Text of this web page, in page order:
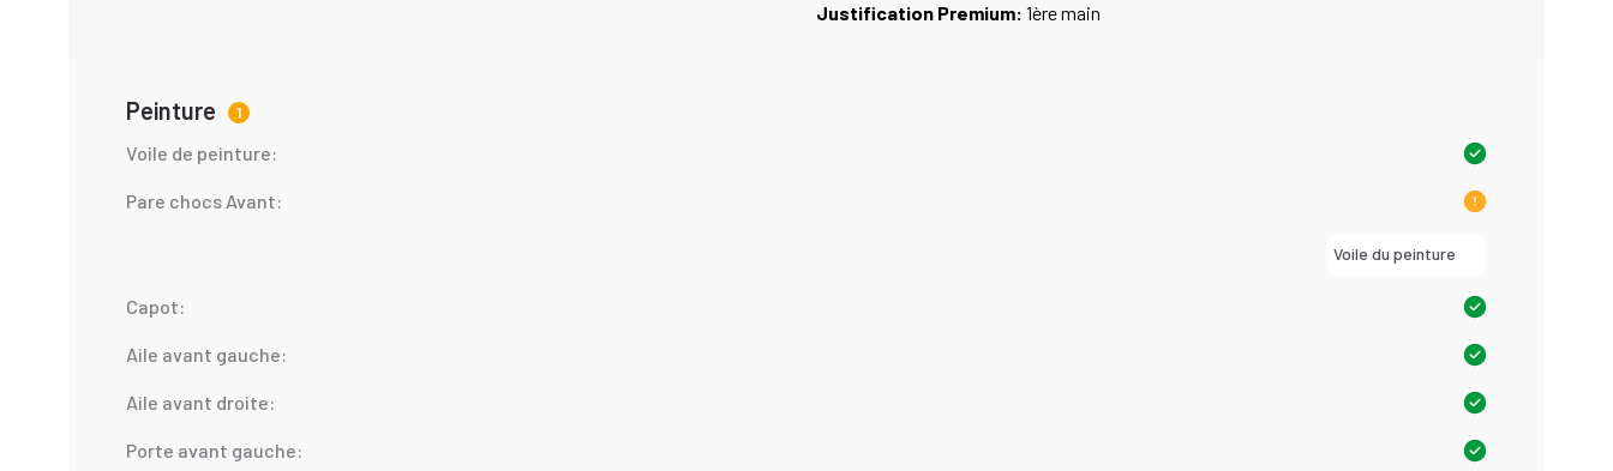
Justification Premium: 1ère main
Peinture 1
Voile de peinture:
Pare chocs Avant:
Voile du peinture
Capot:
Aile avant gauche:
Aile avant droite:
Porte avant gauche: